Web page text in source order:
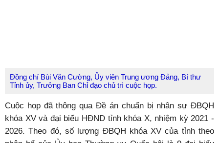
Đồng chí Bùi Văn Cường, Ủy viên Trung ương Đảng, Bí thư
Tỉnh ủy, Trưởng Ban Chỉ đạo chủ trì cuộc họp.
Cuộc họp đã thông qua Đề án chuẩn bị nhân sự ĐBQH
khóa XV và đại biểu HĐND tỉnh khóa X, nhiệm kỳ 2021 -
2026. Theo đó, số lượng ĐBQH khóa XV của tỉnh theo